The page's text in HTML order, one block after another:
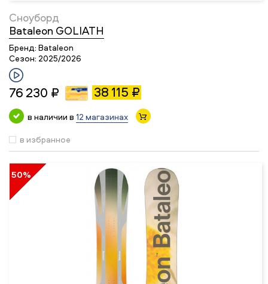
Сноуборд
Bataleon GOLIATH
Бренд: Bataleon
Сезон: 2025/2026
76 230 ₽ 38 115 ₽
в наличии в 12 магазинах
в избранное
50%